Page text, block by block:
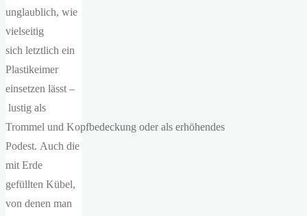
unglaublich, wie
vielseitig
sich letztlich ein
Plastikeimer
einsetzen lässt –
lustig als
Trommel und Kopfbedeckung oder als erhöhendes
Podest. Auch die
mit Erde
gefüllten Kübel,
von denen man